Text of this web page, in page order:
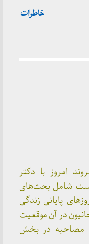
خاطرات
امروز با دکتر
شامل بحث‌های
پایانی زندگی
در آن موقعیت
مصاحبه در بخش